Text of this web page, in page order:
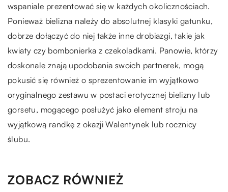
wspaniale prezentować się w każdych okolicznościach.
Ponieważ bielizna należy do absolutnej klasyki gatunku,
dobrze dołączyć do niej także inne drobiazgi, takie jak
kwiaty czy bombonierka z czekoladkami. Panowie, którzy
doskonale znają upodobania swoich partnerek, mogą
pokusić się również o sprezentowanie im wyjątkowo
oryginalnego zestawu w postaci erotycznej bielizny lub
gorsetu, mogącego posłużyć jako element stroju na
wyjątkową randkę z okazji Walentynek lub rocznicy
ślubu.
ZOBACZ RÓWNIEŻ